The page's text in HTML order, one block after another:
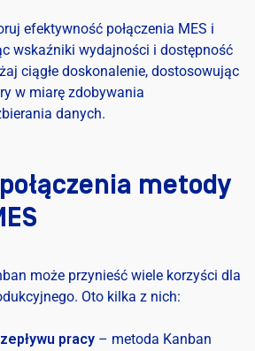
efektywność połączenia MES i
wskaźniki wydajności i dostępność
ciągłe doskonalenie, dostosowując
w miarę zdobywania
danych.
metody
może przynieść wiele korzyści dla
Oto kilka z nich:
pracy – metoda Kanban